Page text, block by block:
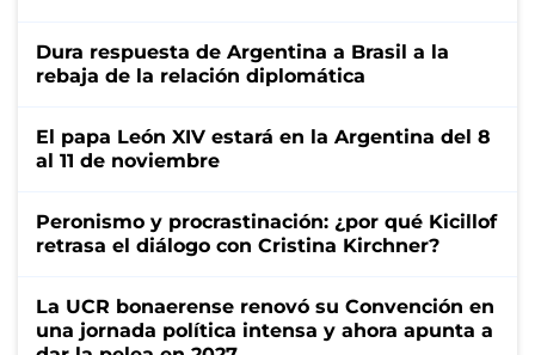
Dura respuesta de Argentina a Brasil a la
rebaja de la relación diplomática
El papa León XIV estará en la Argentina del 8
al 11 de noviembre
Peronismo y procrastinación: ¿por qué Kicillof
retrasa el diálogo con Cristina Kirchner?
La UCR bonaerense renovó su Convención en
una jornada política intensa y ahora apunta a